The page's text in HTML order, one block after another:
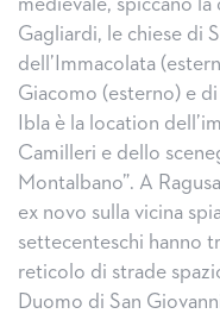
medievale, spiccano
Gagliardi, le chiese di
dell’Immacolata
Giacomo (esterno) e
Ibla è la location
Camilleri e dello
Montalbano”. A
ex novo sulla vicina
settecenteschi hanno
reticolo di strade
Duomo di San